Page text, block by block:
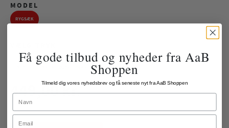
MODEL
RYGSÆK
449,00 kr.
ekskl. fragt
Få gode tilbud og nyheder fra AaB
Shoppen
Tilmeld dig vores nyhedsbrev og få seneste nyt fra AaB Shoppen
Name
Email